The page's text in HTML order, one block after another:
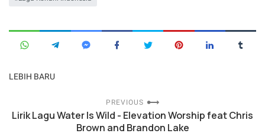
LEBIH BARU
PREVIOUS
Lirik Lagu Water Is Wild - Elevation Worship feat Chris
Brown and Brandon Lake